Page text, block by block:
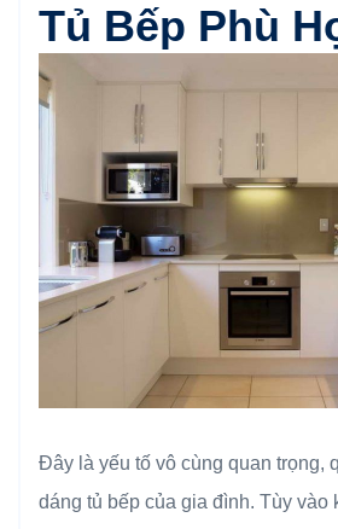
Tủ Bếp Phù
Đây là yếu tố vô cùng quan trọng,
dáng tủ bếp của gia đình. Tùy vào